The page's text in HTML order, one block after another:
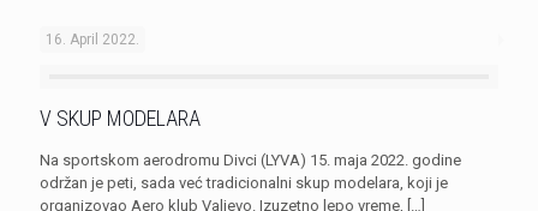
16. April 2022.
V SKUP MODELARA
Na sportskom aerodromu Divci (LYVA) 15. maja 2022. godine
održan je peti, sada već tradicionalni skup modelara, koji je
organizovao Aero klub Valjevo. Izuzetno lepo vreme, […]